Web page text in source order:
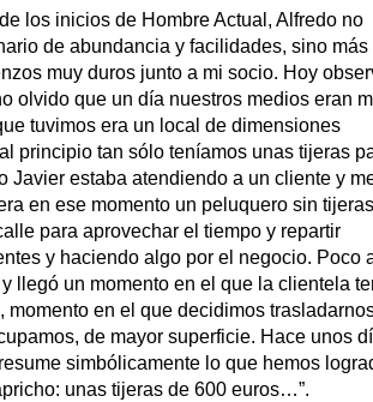
los inicios de Hombre Actual, Alfredo no
de abundancia y facilidades, sino más
muy duros junto a mi socio. Hoy
olvido que un día nuestros medios eran
tuvimos era un local de dimensiones
principio tan sólo teníamos unas tijeras
Javier estaba atendiendo a un cliente y
en ese momento un peluquero sin tijeras
para aprovechar el tiempo y repartir
y haciendo algo por el negocio. Poco
llegó un momento en el que la clientela
en el que decidimos
de mayor superficie. Hace unos
simbólicamente lo que hemos
unas tijeras de 600 euros…”.